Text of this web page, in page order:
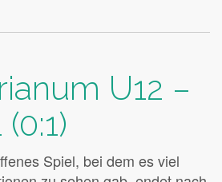
U12 –
Spiel, bei dem es viel